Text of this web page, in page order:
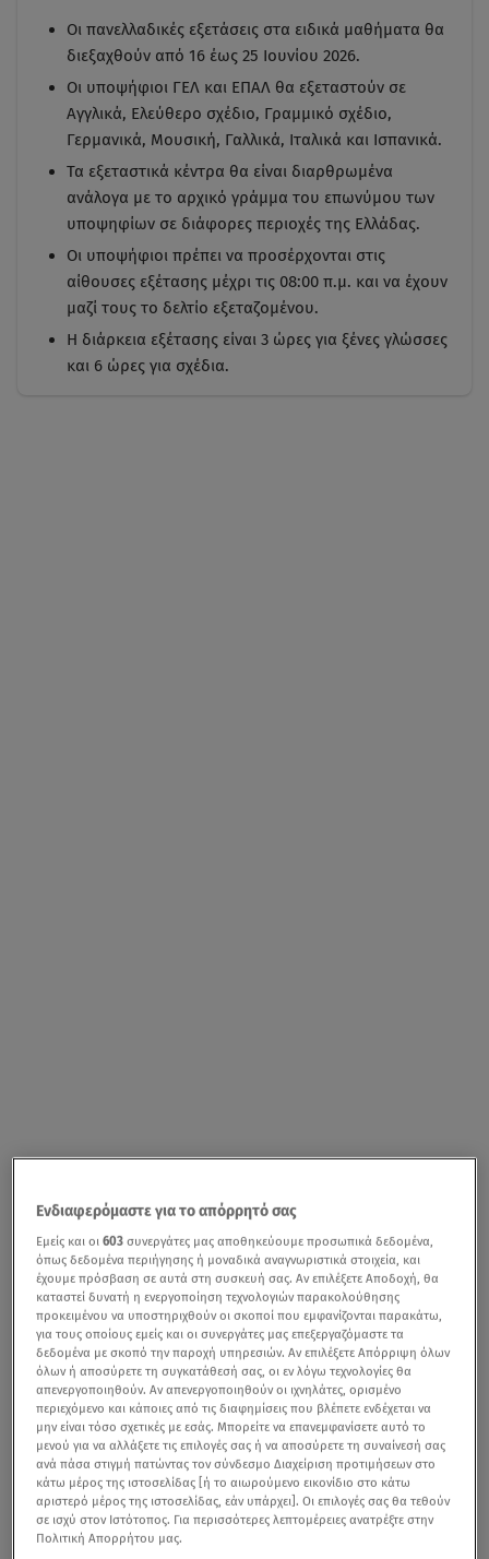
Οι πανελλαδικές εξετάσεις στα ειδικά μαθήματα θα
διεξαχθούν από 16 έως 25 Ιουνίου 2026.
Οι υποψήφιοι ΓΕΛ και ΕΠΑΛ θα εξεταστούν σε
Αγγλικά, Ελεύθερο σχέδιο, Γραμμικό σχέδιο,
Γερμανικά, Μουσική, Γαλλικά, Ιταλικά και Ισπανικά.
Τα εξεταστικά κέντρα θα είναι διαρθρωμένα
ανάλογα με το αρχικό γράμμα του επωνύμου των
υποψηφίων σε διάφορες περιοχές της Ελλάδας.
Οι υποψήφιοι πρέπει να προσέρχονται στις
αίθουσες εξέτασης μέχρι τις 08:00 π.μ. και να έχουν
μαζί τους το δελτίο εξεταζομένου.
Η διάρκεια εξέτασης είναι 3 ώρες για ξένες γλώσσες
και 6 ώρες για σχέδια.
Ενδιαφερόμαστε για το απόρρητό σας
Εμείς και οι603 συνεργάτες μας αποθηκεύουμε προσωπικά δεδομένα,
όπως δεδομένα περιήγησης ή μοναδικά αναγνωριστικά στοιχεία, και
έχουμε πρόσβαση σε αυτά στη συσκευή σας. Αν επιλέξετε Αποδοχή, θα
καταστεί δυνατή η ενεργοποίηση τεχνολογιών παρακολούθησης
προκειμένου να υποστηριχθούν οι σκοποί που εμφανίζονται παρακάτω,
για τους οποίους εμείς και οι συνεργάτες μας επεξεργαζόμαστε τα
δεδομένα με σκοπό την παροχή υπηρεσιών. Αν επιλέξετε Απόρριψη όλων
όλων ή αποσύρετε τη συγκατάθεσή σας, οι εν λόγω τεχνολογίες θα
απενεργοποιηθούν. Αν απενεργοποιηθούν οι ιχνηλάτες, ορισμένο
περιεχόμενο και κάποιες από τις διαφημίσεις που βλέπετε ενδέχεται να
μην είναι τόσο σχετικές με εσάς. Μπορείτε να επανεμφανίσετε αυτό το
μενού για να αλλάξετε τις επιλογές σας ή να αποσύρετε τη συναίνεσή σας
ανά πάσα στιγμή πατώντας τον σύνδεσμο Διαχείριση προτιμήσεων στο
κάτω μέρος της ιστοσελίδας [ή το αιωρούμενο εικονίδιο στο κάτω
αριστερό μέρος της ιστοσελίδας, εάν υπάρχει]. Οι επιλογές σας θα τεθούν
σε ισχύ στον Ιστότοπος. Για περισσότερες λεπτομέρειες ανατρέξτε στην
Πολιτική Απορρήτου μας.